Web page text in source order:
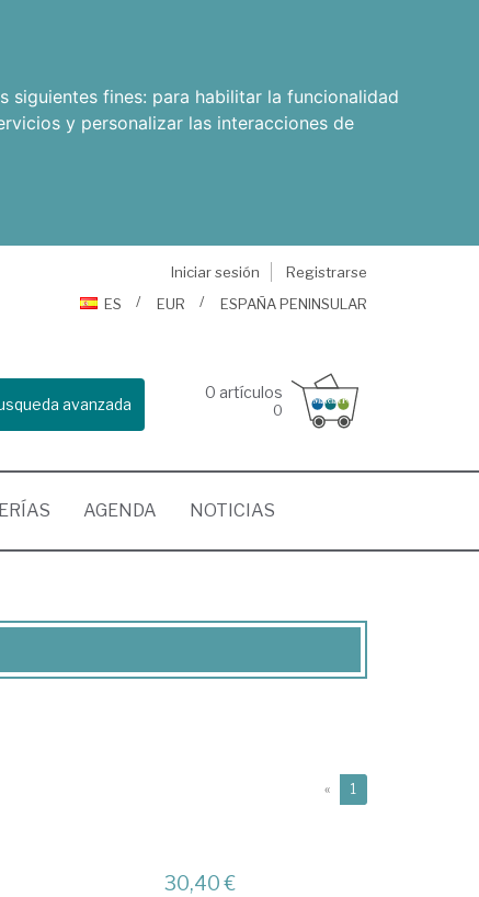
siguientes fines: para habilitar la funcionalidad
y personalizar las interacciones de
Iniciar sesión
Registrarse
ES
EUR ESPAÑA PENINSULAR
avanzada
0 artículos
0
AGENDA NOTICIAS
« 1
30,40 €